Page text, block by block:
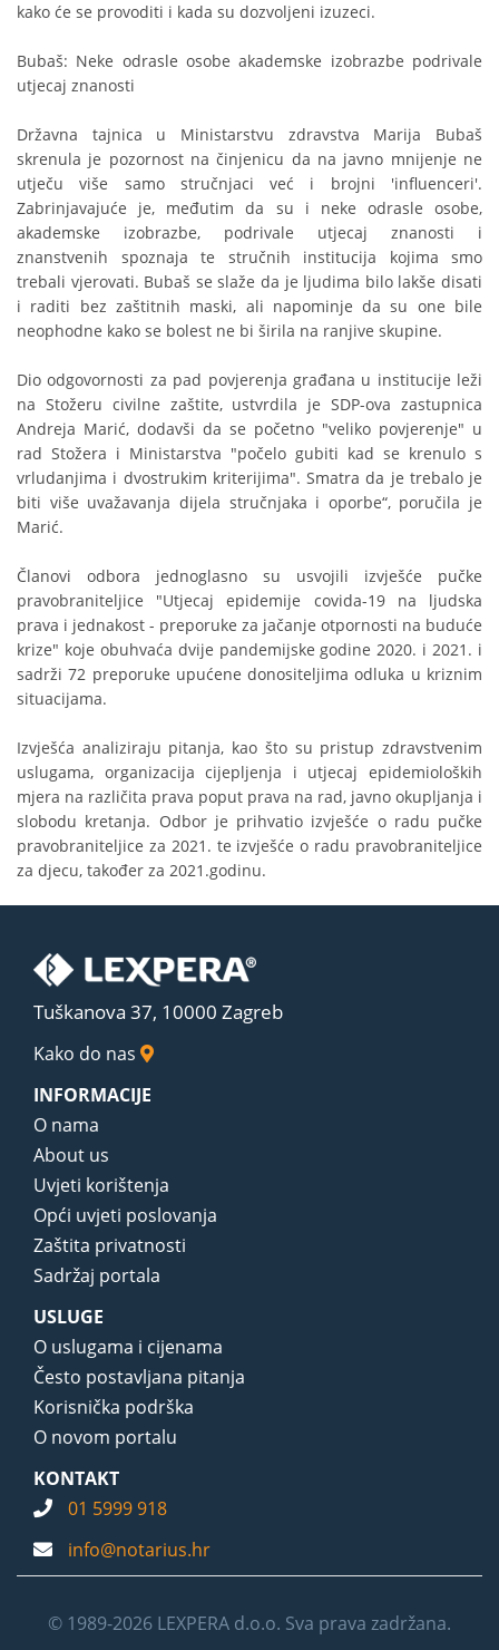
kako će se provoditi i kada su dozvoljeni izuzeci.
Bubaš: Neke odrasle osobe akademske izobrazbe podrivale
utjecaj znanosti
Državna tajnica u Ministarstvu zdravstva Marija Bubaš
skrenula je pozornost na činjenicu da na javno mnijenje ne
utječu više samo stručnjaci već i brojni 'influenceri'.
Zabrinjavajuće je, međutim da su i neke odrasle osobe,
akademske izobrazbe, podrivale utjecaj znanosti i
znanstvenih spoznaja te stručnih institucija kojima smo
trebali vjerovati. Bubaš se slaže da je ljudima bilo lakše disati
i raditi bez zaštitnih maski, ali napominje da su one bile
neophodne kako se bolest ne bi širila na ranjive skupine.
Dio odgovornosti za pad povjerenja građana u institucije leži
na Stožeru civilne zaštite, ustvrdila je SDP-ova zastupnica
Andreja Marić, dodavši da se početno "veliko povjerenje" u
rad Stožera i Ministarstva "počelo gubiti kad se krenulo s
vrludanjima i dvostrukim kriterijima". Smatra da je trebalo je
biti više uvažavanja dijela stručnjaka i oporbe“, poručila je
Marić.
Članovi odbora jednoglasno su usvojili izvješće pučke
pravobraniteljice "Utjecaj epidemije covida-19 na ljudska
prava i jednakost - preporuke za jačanje otpornosti na buduće
krize" koje obuhvaća dvije pandemijske godine 2020. i 2021. i
sadrži 72 preporuke upućene donositeljima odluka u kriznim
situacijama.
Izvješća analiziraju pitanja, kao što su pristup zdravstvenim
uslugama, organizacija cijepljenja i utjecaj epidemioloških
mjera na različita prava poput prava na rad, javno okupljanja i
slobodu kretanja. Odbor je prihvatio izvješće o radu pučke
pravobraniteljice za 2021. te izvješće o radu pravobraniteljice
za djecu, također za 2021.godinu.
Tuškanova 37, 10000 Zagreb
Kako do nas
INFORMACIJE
O nama
About us
Uvjeti korištenja
Opći uvjeti poslovanja
Zaštita privatnosti
Sadržaj portala
USLUGE
O uslugama i cijenama
Često postavljana pitanja
Korisnička podrška
O novom portalu
KONTAKT
01 5999 918
info@notarius.hr
© 1989-2026 LEXPERA d.o.o. Sva prava zadržana.